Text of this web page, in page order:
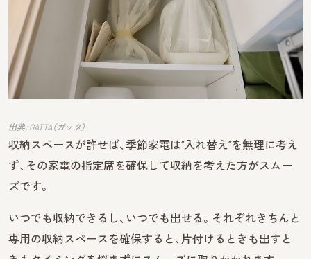
出典: GATTA（ガッタ）
収納スペースが許せば、季節家電は“入れ替え”を無理に考え
ず、その家電の指定席を確保して収納を考えた方がスムー
ズです。
いつでも収納できるし、いつでも出せる。それぞれきちんと
専用の収納スペースを確保すると、片付けるときも出すと